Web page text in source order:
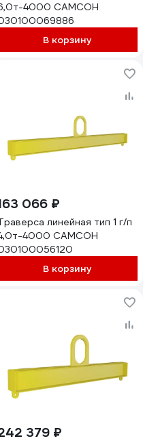
4000 САМСОН
В корзину
066 ₽
линейная тип 1 г/п
4000 САМСОН
В корзину
379 ₽